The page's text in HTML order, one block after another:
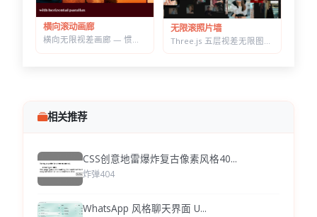
横向滚动画廊
无限滚照片墙
相关推荐
CSS创意地雷爆炸复古像素风格40...
炸弹404
WhatsApp 风格聊天界面 U...